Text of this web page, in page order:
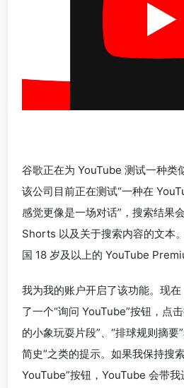
谷歌正在为 YouTube 测试一种类
该公司目前正在测试“一种在
感觉更像是一场对话”，搜索结果
Shorts 以及关于搜索内容的文本
国 18 岁及以上的 YouTube
我为我的账户开启了该功能。现
了一个“询问 YouTube”按钮，点
的小象玩耍片段”、“排球规则摘要
简史”之类的提示。如果我保持搜
YouTube”按钮，YouTube 会带